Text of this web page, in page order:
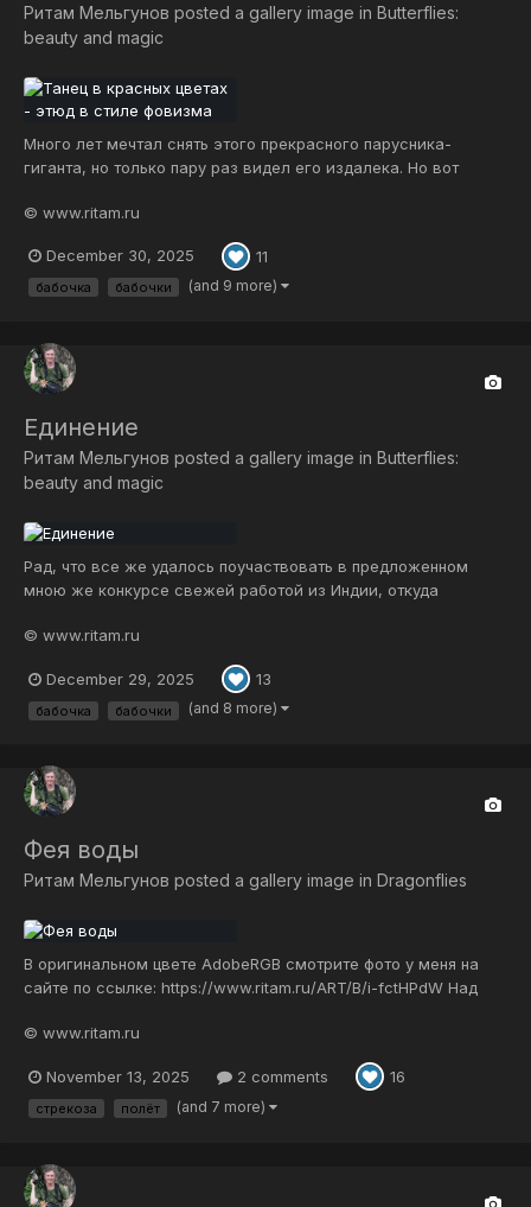
Ритам Мельгунов posted a gallery image in Butterflies:
beauty and magic
Много лет мечтал снять этого прекрасного парусника-
гиганта, но только пару раз видел его издалека. Но вот
полиместор (Papilio polimnestor). Я его называю голубой
гигант - размах крыльев бабочки 12- 15 см! В полете
выглядит скорее как птица,...
© www.ritam.ru
December 30, 2025 11
бабочка бабочки (and 9 more)
Единение
Ритам Мельгунов posted a gallery image in Butterflies:
beauty and magic
Рад, что все же удалось поучаствовать в предложенном
мною же конкурсе свежей работой из Индии, откуда
собой - ноут без софта, только для скидывания фотографий.
Надеюсь порадовать ценителей бабочек интересными фото
из тропических джунглей 😉...
© www.ritam.ru
December 29, 2025 13
бабочка бабочки (and 8 more)
Фея воды
Ритам Мельгунов posted a gallery image in Dragonflies
В оригинальном цвете AdobeRGB смотрите фото у меня на
сайте по ссылке: https://www.ritam.ru/ART/B/i-fctHPdW Над
аккорд прозрачный, Что будто спет хрустальной глубиной,
Летучий и звеняще-многозначный. Ажуры в переливчатых к...
© www.ritam.ru
November 13, 2025 2 comments 16
стрекоза полёт (and 7 more)